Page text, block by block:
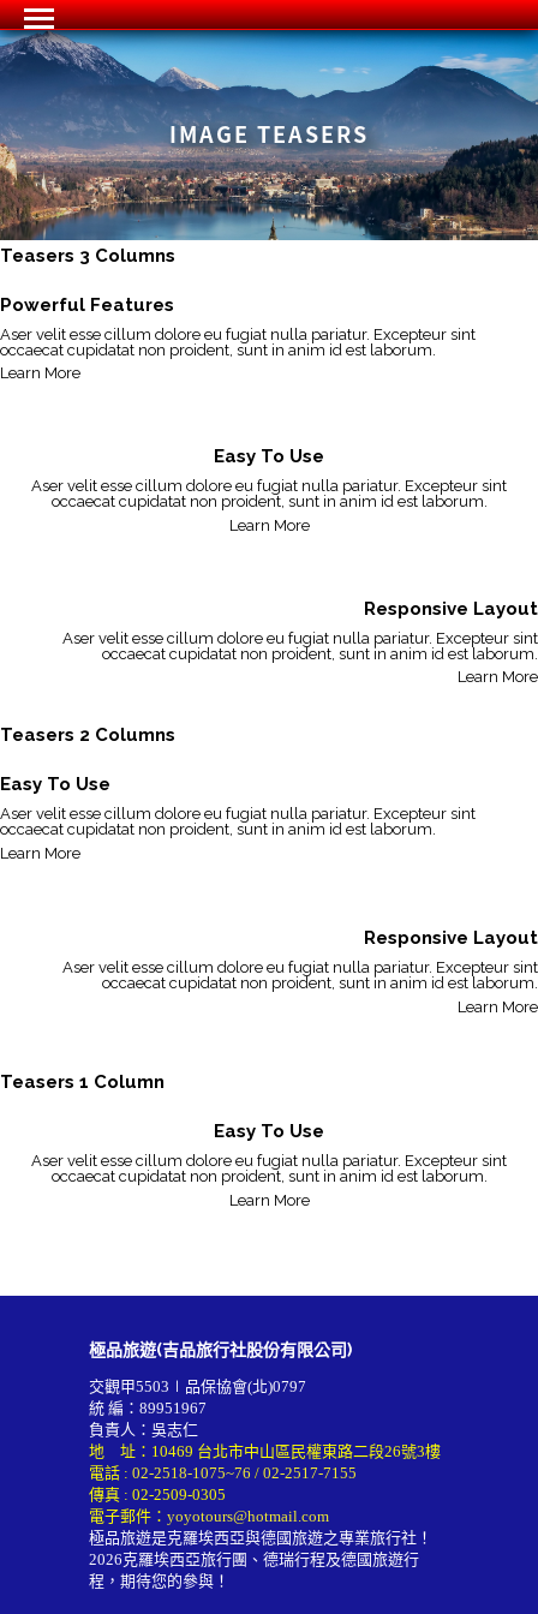
IMAGE TEASERS
Teasers 3 Columns
Powerful Features
Aser velit esse cillum dolore eu fugiat nulla pariatur. Excepteur sint
occaecat cupidatat non proident, sunt in anim id est laborum.
Learn More
Easy To Use
Aser velit esse cillum dolore eu fugiat nulla pariatur. Excepteur sint
occaecat cupidatat non proident, sunt in anim id est laborum.
Learn More
Responsive Layout
Aser velit esse cillum dolore eu fugiat nulla pariatur. Excepteur sint
occaecat cupidatat non proident, sunt in anim id est laborum.
Learn More
Teasers 2 Columns
Easy To Use
Aser velit esse cillum dolore eu fugiat nulla pariatur. Excepteur sint
occaecat cupidatat non proident, sunt in anim id est laborum.
Learn More
Responsive Layout
Aser velit esse cillum dolore eu fugiat nulla pariatur. Excepteur sint
occaecat cupidatat non proident, sunt in anim id est laborum.
Learn More
Teasers 1 Column
Easy To Use
Aser velit esse cillum dolore eu fugiat nulla pariatur. Excepteur sint
occaecat cupidatat non proident, sunt in anim id est laborum.
Learn More
極品旅遊(吉品旅行社股份有限公司)
交觀甲5503∣品保協會(北)0797
統 編：89951967
負責人：吳志仁
地 址：10469 台北市中山區民權東路二段26號3樓
電話 : 02-2518-1075~76 / 02-2517-7155
傳真 : 02-2509-0305
電子郵件： yoyotours@hotmail.com
極品旅遊是克羅埃西亞與德國旅遊之專業旅行社！
2026克羅埃西亞旅行團 、德瑞行程及德國旅遊行
程 ，期待您的參與！